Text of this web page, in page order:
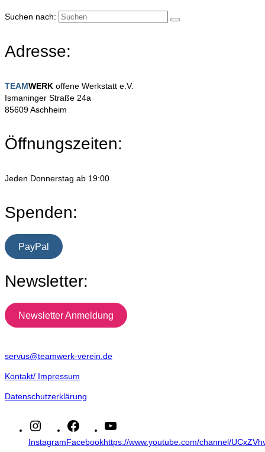
Suchen nach:
Adresse:
TEAMWERK offene Werkstatt e.V.
Ismaninger Straße 24a
85609 Aschheim
Öffnungszeiten:
Jeden Donnerstag ab 19:00
Spenden:
PayPal
Newsletter:
Newsletter Anmeldung
servus@teamwerk-verein.de
Kontakt/ Impressum
Datenschutzerklärung
InstagramFacebookhttps://www.youtube.com/channel/